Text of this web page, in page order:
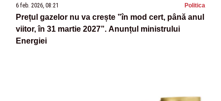
6 feb. 2026, 08:21 Politica
Prețul gazelor nu va crește ”în mod cert, până anul
viitor, în 31 martie 2027”. Anunțul ministrului
Energiei